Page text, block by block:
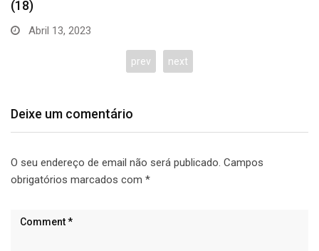
prev next
Deixe um comentário
O seu endereço de email não será publicado. Campos
obrigatórios marcados com *